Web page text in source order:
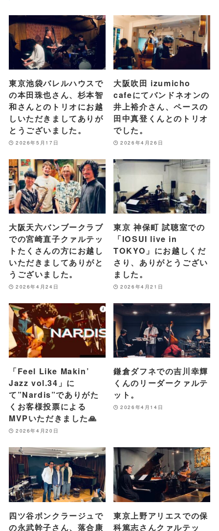
東京池袋バレルハウスで
の本田珠也さん、杉本智
和さんとのトリオにお越
しいただきましてありが
とうございました。
2026年5月17日
大阪吹田 izumicho
cafeにてバンドネオンの
井上裕介さん、ペースの
田中真登くんとのトリオ
でした。
2026年4月26日
大阪天六バンブークラブ
での宮崎直子クァルテッ
トたくさんの方にお越し
いただきましてありがと
うございました。
2026年4月24日
東京 神保町 試聴室での
「IOSUI live in
TOKYO」にお越しくだ
さり、ありがとうござい
ました。
2026年4月21日
「Feel Like Makin’
Jazz vol.34」に
て”Nardis”でありがた
くお客様投票による
MVPいただきました🙏
2026年4月20日
鎌倉ダフネでの吉川幸輝
くんのリーダークァルテ
ット。
2026年4月14日
四ツ谷ボンクラージュで
の永武幹子さん、落合康
東京上野アリエスでの保
科篤志さんクァルテッ